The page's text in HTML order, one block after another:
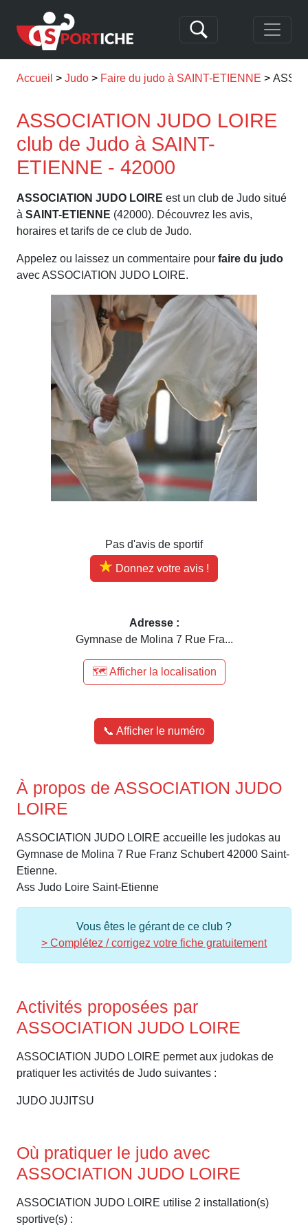
Accueil Judo Faire du judo à SAINT-ETIENNE
ASSOCIATION JUDO LOIRE
club de Judo à SAINT-
ETIENNE - 42000
ASSOCIATION JUDO LOIRE est un club de Judo situé
à SAINT-ETIENNE (42000). Découvrez les avis,
horaires et tarifs de ce club de Judo.
Appelez ou laissez un commentaire pour faire du judo
avec ASSOCIATION JUDO LOIRE.
Pas d'avis de sportif
Donnez votre avis !
Adresse :
Gymnase de Molina 7 Rue Fra...
🗺️ Afficher la localisation
📞 Afficher le numéro
À propos de ASSOCIATION JUDO
LOIRE
ASSOCIATION JUDO LOIRE accueille les judokas au
Gymnase de Molina 7 Rue Franz Schubert 42000 Saint-
Etienne.
Ass Judo Loire Saint-Etienne
Vous êtes le gérant de ce club ?
> Complétez / corrigez votre fiche gratuitement
Activités proposées par
ASSOCIATION JUDO LOIRE
ASSOCIATION JUDO LOIRE permet aux judokas de
pratiquer les activités de Judo suivantes :
JUDO JUJITSU
Où pratiquer le judo avec
ASSOCIATION JUDO LOIRE
ASSOCIATION JUDO LOIRE utilise 2 installation(s)
sportive(s) :